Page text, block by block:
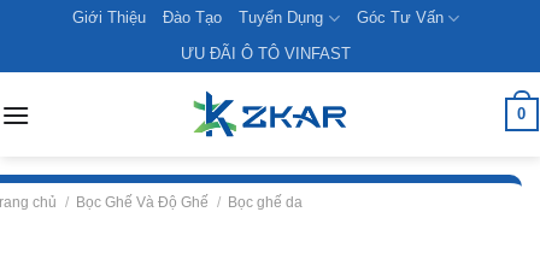
content
Giới Thiệu Đào Tạo Tuyển Dụng
Góc Tư Vấn
ƯU ĐÃI Ô TÔ VINFAST
0
chủ / Bọc Ghế Và Độ Ghế / Bọc ghế da